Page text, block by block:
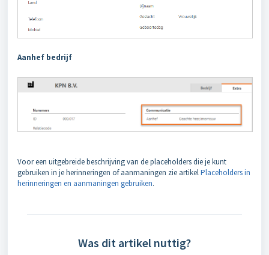
Aanhef bedrijf
Voor een uitgebreide beschrijving van de placeholders die je kunt
gebruiken in je herinneringen of aanmaningen zie artikelPlaceholders in
herinneringen en aanmaningen gebruiken.
Was dit artikel nuttig?